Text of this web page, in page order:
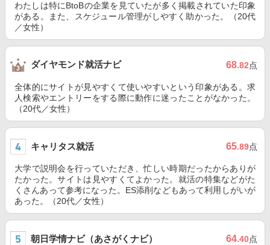
わたしは特にBtoBの企業を見ていたが多く掲載されていた印象
がある。また、スケジュール管理がしやすく助かった。（20代
／女性）
ダイヤモンド就活ナビ 68.82点
全体的にサイトが見やすくて使いやすいという印象がある。求
人検索やエントリーをする際に動作に迷ったことがなかった。
（20代／女性）
キャリタス就活 65.89点
大学で説明会を行っていただき、忙しい時期だったからありが
たかった。サイトは見やすくてよかった。就活の特集などがた
くさんあって参考になった。ES添削などもあって利用しがいが
あった。（20代／女性）
朝日学情ナビ（あさがくナビ） 64.40点